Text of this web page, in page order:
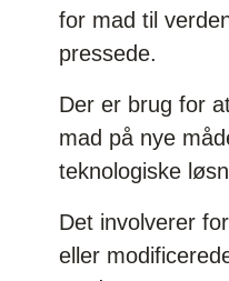
for mad til
pressede.
Der er brug for
mad på nye
teknologiske
Det involverer
eller